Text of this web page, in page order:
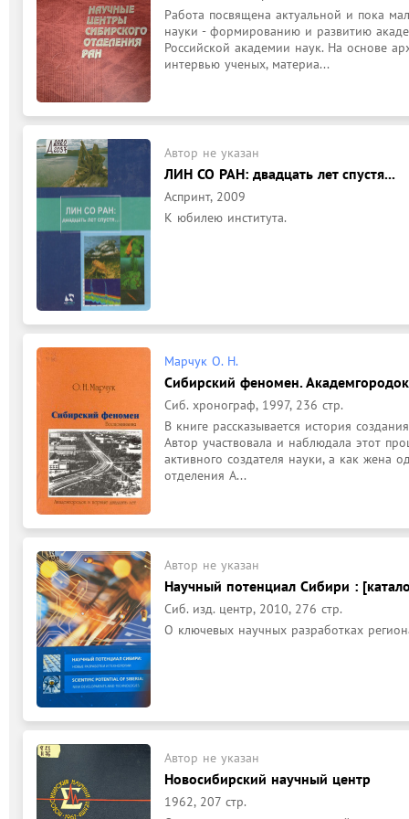
Работа посвящена актуальной и пока
науки - формированию и развитию
Российской академии наук. На основе
интервью ученых, материа...
Автор не указан
ЛИН СО РАН: двадцать лет спустя...
Аспринт, 2009
К юбилею института.
Марчук О. Н.
Сибирский феномен.
Сиб. хронограф, 1997, 236 стр.
В книге рассказывается история
Автор участвовала и наблюдала этот
активного создателя науки, а как жена
отделения А...
Автор не указан
Научный потенциал Сибири :
Сиб. изд. центр, 2010, 276 стр.
О ключевых научных разработках
Автор не указан
Новосибирский научный центр
1962, 207 стр.